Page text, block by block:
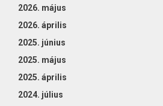
2026. május
2026. április
2025. június
2025. május
2025. április
2024. július